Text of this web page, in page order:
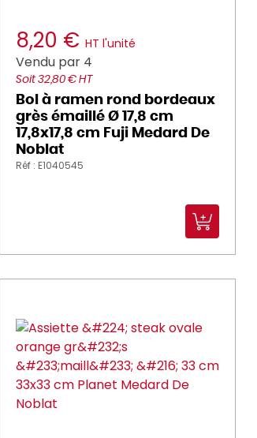
8,20 € HT l'unité
Vendu par 4
Soit 32,80 € HT
Bol à ramen rond bordeaux
grès émaillé Ø 17,8 cm
17,8x17,8 cm Fuji Medard De
Noblat
Réf : E1040545